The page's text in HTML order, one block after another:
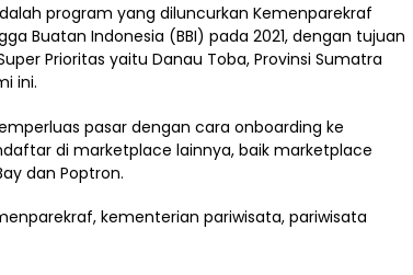
program yang diluncurkan Kemenparekraf
Buatan Indonesia (BBI) pada 2021, dengan tujuan
Prioritas yaitu Danau Toba, Provinsi Sumatra
ini.
pasar dengan cara onboarding ke
di marketplace lainnya, baik marketplace
dan Poptron.